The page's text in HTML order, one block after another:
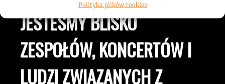
Polityka plików cookies
JESTEŚMY BLISKO
ZESPOŁÓW, KONCERTÓW I
LUDZI ZWIĄZANYCH Z